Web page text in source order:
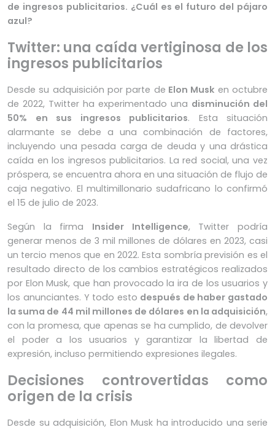
de ingresos publicitarios. ¿Cuál es el futuro del pájaro
azul?
Twitter: una caída vertiginosa de los
ingresos publicitarios
Desde su adquisición por parte de Elon Musk en octubre
de 2022, Twitter ha experimentado una disminución del
50% en sus ingresos publicitarios. Esta situación
alarmante se debe a una combinación de factores,
incluyendo una pesada carga de deuda y una drástica
caída en los ingresos publicitarios. La red social, una vez
próspera, se encuentra ahora en una situación de flujo de
caja negativo. El multimillonario sudafricano lo confirmó
el 15 de julio de 2023.
Según la firma Insider Intelligence, Twitter podría
generar menos de 3 mil millones de dólares en 2023, casi
un tercio menos que en 2022. Esta sombría previsión es el
resultado directo de los cambios estratégicos realizados
por Elon Musk, que han provocado la ira de los usuarios y
los anunciantes. Y todo esto después de haber gastado
la suma de 44 mil millones de dólares en la adquisición,
con la promesa, que apenas se ha cumplido, de devolver
el poder a los usuarios y garantizar la libertad de
expresión, incluso permitiendo expresiones ilegales.
Decisiones controvertidas como
origen de la crisis
Desde su adquisición, Elon Musk ha introducido una serie